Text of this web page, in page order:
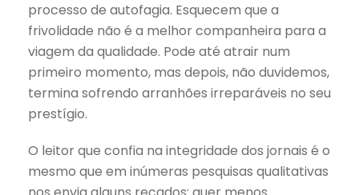
processo de autofagia. Esquecem que a
frivolidade não é a melhor companheira para a
viagem da qualidade. Pode até atrair num
primeiro momento, mas depois, não duvidemos,
termina sofrendo arranhões irreparáveis no seu
prestígio.
O leitor que confia na integridade dos jornais é o
mesmo que em inúmeras pesquisas qualitativas